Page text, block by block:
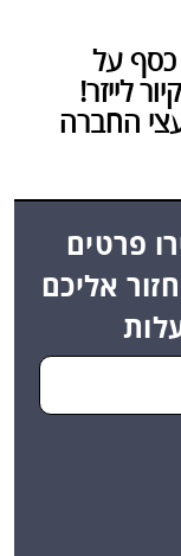
כסף על
לייזר!
החברה
פרטים
אליכם